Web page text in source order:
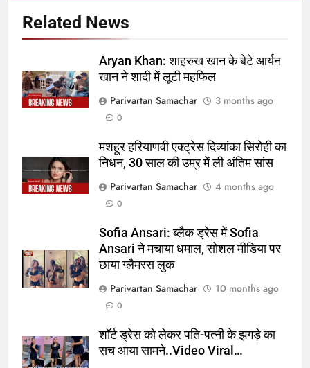
Related News
Aryan Khan: शाहरुख खान के बेटे आर्यन
खान ने शादी में लूटी महफिल
Parivartan Samachar
3 months ago
0
मशहूर हरियाणवी एक्ट्रेस दिव्यांका सिरोही का
निधन, 30 साल की उम्र में ली अंतिम सांस
Parivartan Samachar
4 months ago
0
Sofia Ansari: ब्लैक ड्रेस में Sofia
Ansari ने मचाया धमाल, सोशल मीडिया पर
छाया ग्लैमरस लुक
Parivartan Samachar
10 months ago
0
शॉर्ट ड्रेस को लेकर पति-पत्नी के झगड़े का
सच आया सामने..Video Viral…